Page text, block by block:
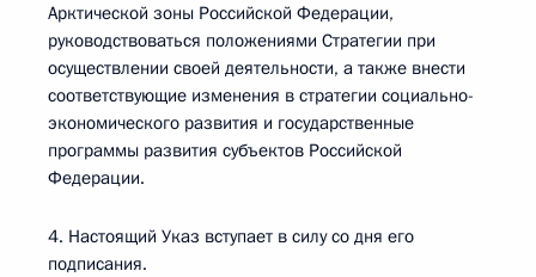
Арктической зоны Российской Федерации,
руководствоваться положениями Стратегии при
осуществлении своей деятельности, а также внести
соответствующие изменения в стратегии социально-
экономического развития и государственные
программы развития субъектов Российской
Федерации.
4. Настоящий Указ вступает в силу со дня его
подписания.